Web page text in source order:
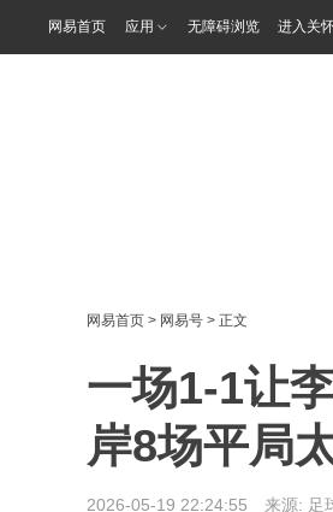
网易首页 应用 无障碍浏览 进入关
网易首页 > 网易号 > 正文
一场1-1让
岸8场平局
2026-05-19 22:24:55 来源: 足